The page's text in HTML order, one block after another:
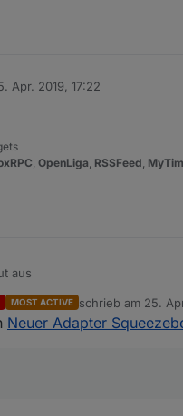
Apr. 2019, 17:22
von
OpenLiga RSSFeed
aus
MOST ACTIVE schrieb am 25.
zuletzt editiert von
Neuer Adapter